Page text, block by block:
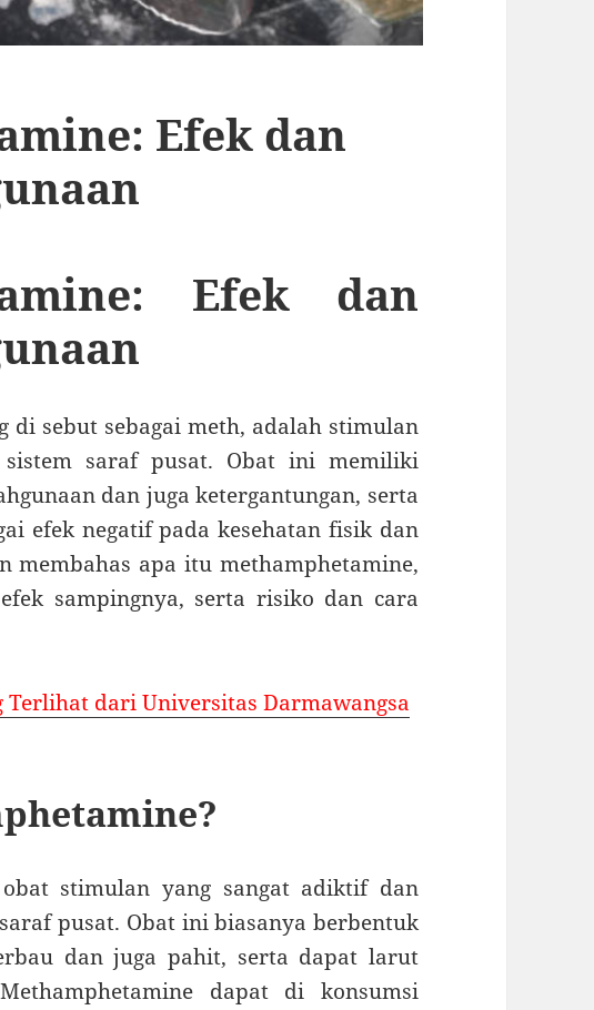
Efek dan
Efek dan
di sebut sebagai meth, adalah stimulan
saraf pusat. Obat ini memiliki
dan juga ketergantungan, serta
efek negatif pada kesehatan fisik dan
membahas apa itu methamphetamine,
sampingnya, serta risiko dan cara
Terlihat dari Universitas Darmawangsa
stimulan yang sangat adiktif dan
pusat. Obat ini biasanya berbentuk
dan juga pahit, serta dapat larut
dapat di konsumsi